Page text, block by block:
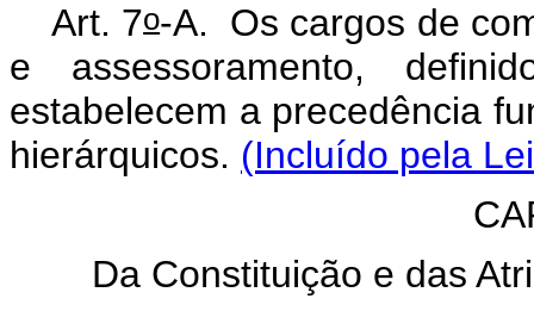
Art. 7o-A. Os cargos de
e assessoramento,
estabelecem a precedência
hierárquicos. (Incluído pela
Da Constituição e das